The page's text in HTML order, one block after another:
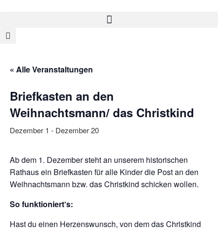
« Alle Veranstaltungen
Briefkasten an den
Weihnachtsmann/ das Christkind
Dezember 1 - Dezember 20
Ab dem 1. Dezember steht an unserem historischen
Rathaus ein Briefkasten für alle Kinder die Post an den
Weihnachtsmann bzw. das Christkind schicken wollen.
So funktioniert‘s:
Hast du einen Herzenswunsch, von dem das Christkind